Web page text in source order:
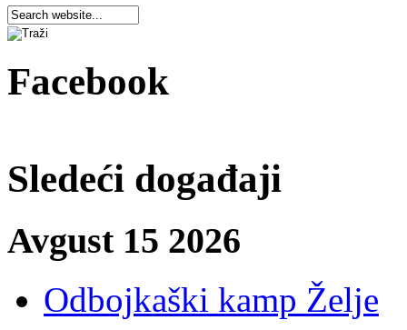
Facebook
Sledeći događaji
Avgust 15 2026
Odbojkaški kamp Želje